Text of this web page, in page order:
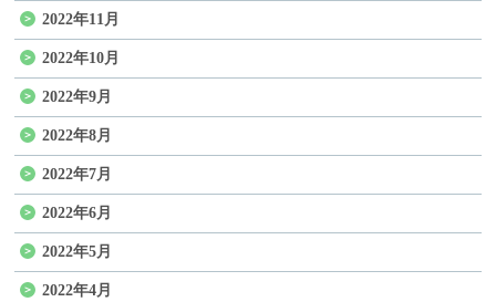
2022年11月
2022年10月
2022年9月
2022年8月
2022年7月
2022年6月
2022年5月
2022年4月